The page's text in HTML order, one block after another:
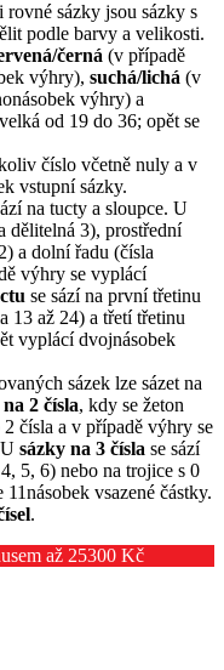
rovné sázky jsou sázky s
podle barvy a velikosti.
černá (v případě
výhry), suchá/lichá (v
výhry) a
od 19 do 36; opět se
číslo včetně nuly a v
vstupní sázky.
na tucty a sloupce. U
dělitelná 3), prostřední
a dolní řadu (čísla
výhry se vyplácí
se sází na první třetinu
13 až 24) a třetí třetinu
vyplácí dvojnásobek
sázek lze sázet na
2 čísla, kdy se žeton
čísla a v případě výhry se
sázky na 3 čísla se sází
5, 6) nebo na trojice s 0
vsazené částky.
.
až 25300 Kč